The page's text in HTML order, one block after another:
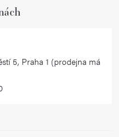
5, Praha 1 (prodejna má